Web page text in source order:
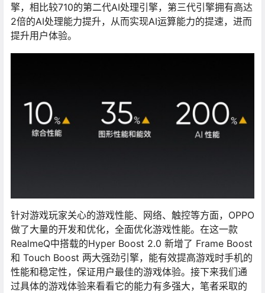
擎，相比较710的第二代AI处理引擎，第三代引擎拥有高达
2倍的AI处理能力提升，从而实现AI运算能力的提速，进而
提升用户体验。
针对游戏玩家关心的游戏性能、网络、触控等方面，OPPO
做了大量的开发和优化，全面优化游戏性能。在这一款
RealmeQ中搭载的Hyper Boost 2.0 新增了 Frame Boost
和 Touch Boost 两大强劲引擎，能有效提高游戏时手机的
性能和稳定性，保证用户最佳的游戏体验。接下来我们通
过具体的游戏体验来看看它的能力有多强大，笔者采取的